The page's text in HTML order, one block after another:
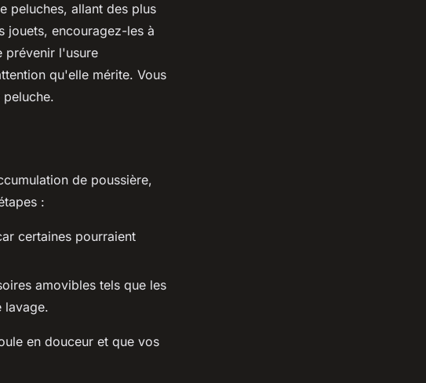
peluches, allant des plus
jouets, encouragez-les à
prévenir l'usure
qu'elle mérite. Vous
de poussière,
:
certaines pourraient
amovibles tels que les
lavage.
en douceur et que vos